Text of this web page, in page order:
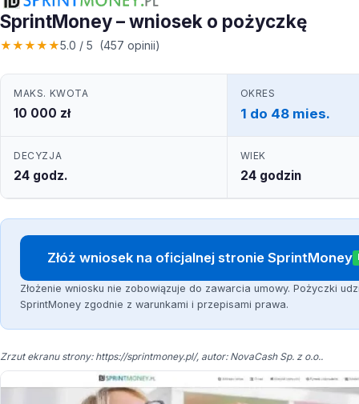
SprintMoney – wniosek o pożyczkę
★★★★★5.0 / 5 (457 opinii)
MAKS. KWOTA
10 000 zł
OKRES
1 do 48 mies.
DECYZJA
24 godz.
WIEK
24 godzin
Złóż wniosek na oficjalnej stronie SprintMoney
Złożenie wniosku nie zobowiązuje do zawarcia umowy. Pożyczki
SprintMoney zgodnie z warunkami i przepisami prawa.
Zrzut ekranu strony: https://sprintmoney.pl/, autor: NovaCash Sp. z o.o..